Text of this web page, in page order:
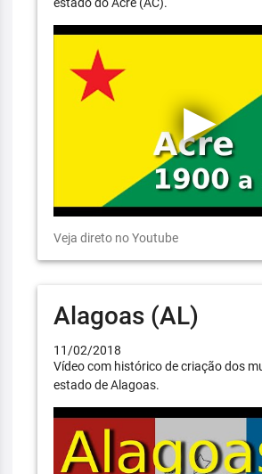
Veja direto no Youtube
Alagoas (AL)
11/02/2018
Vídeo com histórico de criação dos
estado de Alagoas.